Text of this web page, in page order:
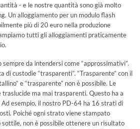
- e le nostre quantità sono già molto
Un alloggiamento per un modulo flash
più di 20 euro nella produzione
tutti gli alloggiamenti praticamente
sempre da intendersi come “approssimativi”.
custodie “trasparenti”. “Trasparente” con il
e “trasparente” non è possibile. Le
ma mai trasparenti. Questo ha a
esempio, il nostro PD-64 ha 16 strati di
Poiché ogni strato viene stampato
non è possibile ottenere un risultato